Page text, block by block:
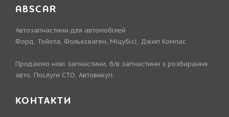
ABSCAR
Автозапчастини для автомобілей
Форд, Тойота, Фольксваген, Міцубісі, Джип Компас
Продаємо нові запчастини, б/в запчастини з розбирання
авто. Послуги СТО. Автовикуп.
КОНТАКТИ